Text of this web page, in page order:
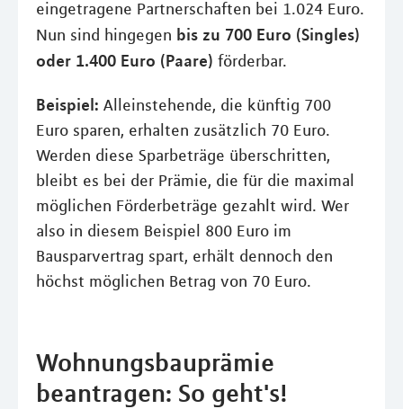
eingetragene Partnerschaften bei 1.024 Euro.
Nun sind hingegen bis zu 700 Euro (Singles)
oder 1.400 Euro (Paare) förderbar.
Beispiel: Alleinstehende, die künftig 700
Euro sparen, erhalten zusätzlich 70 Euro.
Werden diese Sparbeträge überschritten,
bleibt es bei der Prämie, die für die maximal
möglichen Förderbeträge gezahlt wird. Wer
also in diesem Beispiel 800 Euro im
Bausparvertrag spart, erhält dennoch den
höchst möglichen Betrag von 70 Euro.
Wohnungsbauprämie
beantragen: So geht's!